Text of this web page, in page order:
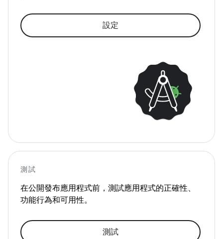
設定
測試
在公開發布應用程式前，測試應用程式的正確性、
功能行為和可用性。
測試